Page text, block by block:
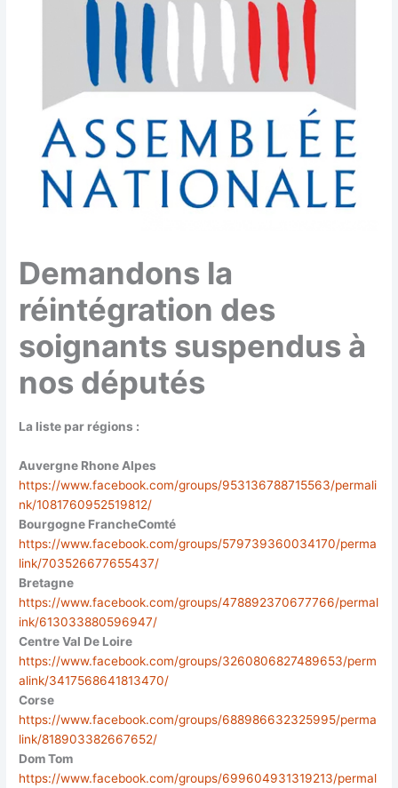
Demandons la
réintégration des
soignants suspendus à
nos députés
La liste par régions :
Auvergne Rhone Alpes
https://www.facebook.com/groups/953136788715563/permali
nk/1081760952519812/
Bourgogne FrancheComté
https://www.facebook.com/groups/579739360034170/perma
link/703526677655437/
Bretagne
https://www.facebook.com/groups/478892370677766/permal
ink/613033880596947/
Centre Val De Loire
https://www.facebook.com/groups/3260806827489653/perm
alink/3417568641813470/
Corse
https://www.facebook.com/groups/688986632325995/perma
link/818903382667652/
Dom Tom
https://www.facebook.com/groups/699604931319213/permal